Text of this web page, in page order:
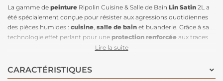
La gamme de peinture Ripolin Cuisine & Salle de Bain Lin Satin 2L a
été spécialement conçue pour résister aux agressions quotidiennes
des pièces humides : cuisine salle de bain et buanderie. Grâce à sa
technologie effet perlant pour une protection renforcée aux traces
d'eau, l'eau ne pénètre pas le support mais ruisselle. La teneur en
résistante aux graisses et àl’humidité
suffisent à garantir des murs d'une propreté irréprochable. Elle peut
Lire la suite
CARACTÉRISTIQUES